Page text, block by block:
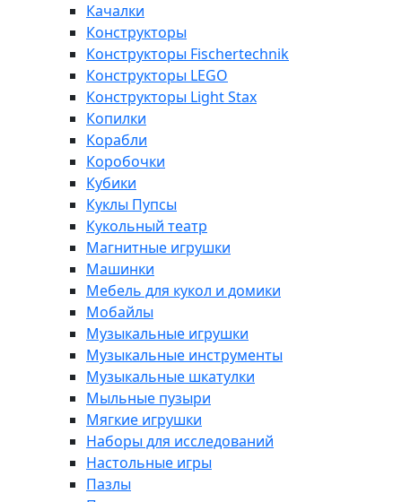
Качалки
Конструкторы
Конструкторы Fisсhertechnik
Конструкторы LEGO
Конструкторы Light Stax
Копилки
Корабли
Коробочки
Кубики
Куклы Пупсы
Кукольный театр
Магнитные игрушки
Машинки
Мебель для кукол и домики
Мобайлы
Музыкальные игрушки
Музыкальные инструменты
Музыкальные шкатулки
Мыльные пузыри
Мягкие игрушки
Наборы для исследований
Настольные игры
Пазлы